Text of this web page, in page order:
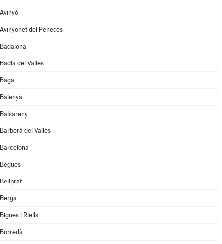
Avinyó
Avinyonet del Penedès
Badalona
Badia del Vallès
Bagà
Balenyà
Balsareny
Barberà del Vallès
Barcelona
Begues
Bellprat
Berga
Bigues i Riells
Borredà